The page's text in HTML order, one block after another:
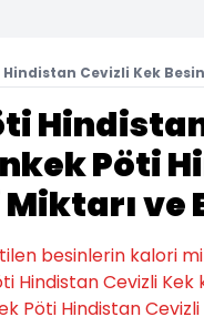
Cevizli Kek
Pöti
ve
besinlerin kalori
Hindistan Cevizli
Pöti Hindistan